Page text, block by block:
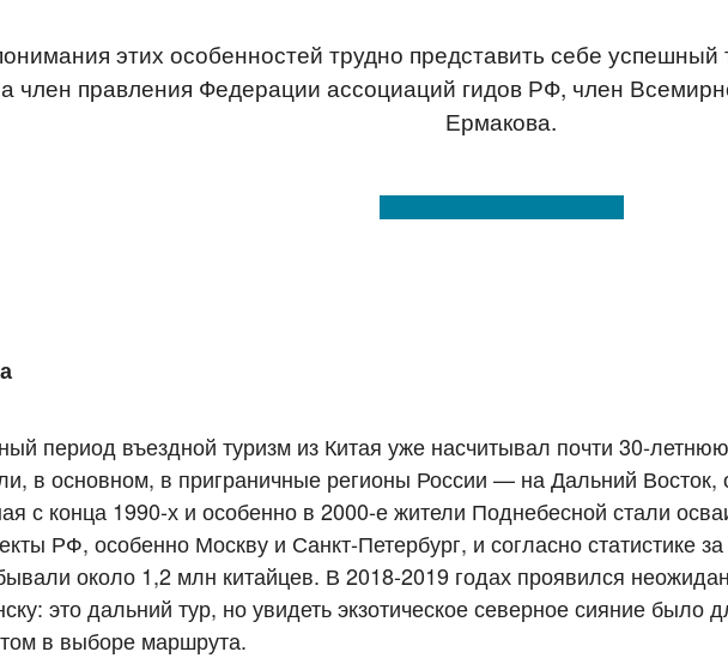
этих особенностей трудно представить себе
член правления Федерации ассоциаций гидов РФ, член
Ермакова.
период въездной туризм из Китая уже насчитывал почти 30-
в основном, в приграничные регионы России — на Дальний Восток,
с конца 1990-х и особенно в 2000-е жители Поднебесной стали
РФ, особенно Москву и Санкт-Петербург, и согласно статистике
около 1,2 млн китайцев. В 2018-2019 годах проявился
это дальний тур, но увидеть экзотическое северное сияние было
в выборе маршрута.